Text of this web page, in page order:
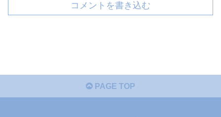
コメントを書き込む
PAGE TOP